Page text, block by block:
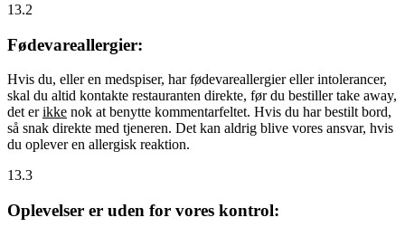
13.2
Fødevareallergier:
Hvis du, eller en medspiser, har fødevareallergier eller intolerancer,
skal du altid kontakte restauranten direkte, før du bestiller take away,
det erikke nok at benytte kommentarfeltet. Hvis du har bestilt bord,
så snak direkte med tjeneren. Det kan aldrig blive vores ansvar, hvis
du oplever en allergisk reaktion.
13.3
Oplevelser er uden for vores kontrol: